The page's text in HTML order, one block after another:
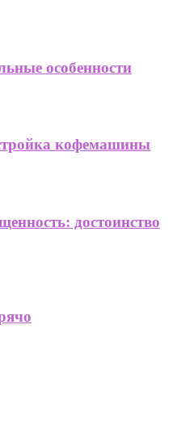
особенности
кофемашины
достоинство